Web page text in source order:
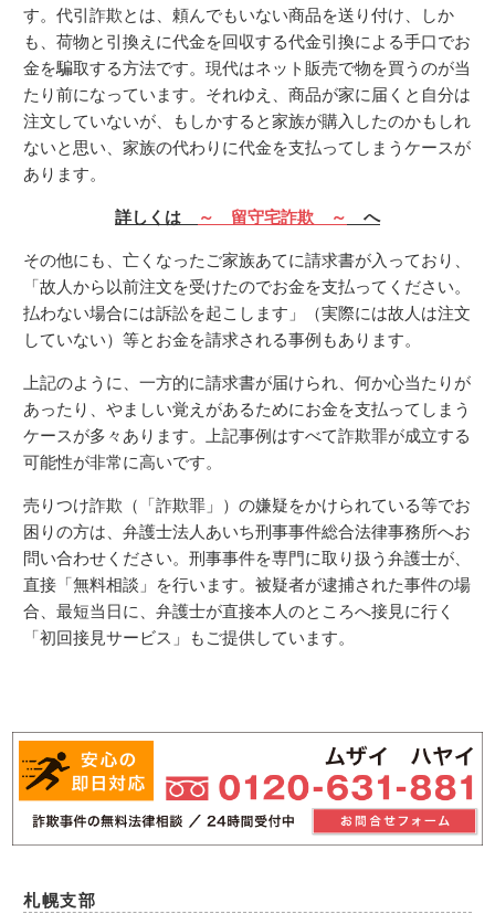
す。代引詐欺とは、頼んでもいない商品を送り付け、しか
も、荷物と引換えに代金を回収する代金引換による手口でお
金を騙取する方法です。現代はネット販売で物を買うのが当
たり前になっています。それゆえ、商品が家に届くと自分は
注文していないが、もしかすると家族が購入したのかもしれ
ないと思い、家族の代わりに代金を支払ってしまうケースが
あります。
詳しくは ～ 留守宅詐欺 ～ へ
その他にも、亡くなったご家族あてに請求書が入っており、
「故人から以前注文を受けたのでお金を支払ってください。
払わない場合には訴訟を起こします」（実際には故人は注文
していない）等とお金を請求される事例もあります。
上記のように、一方的に請求書が届けられ、何か心当たりが
あったり、やましい覚えがあるためにお金を支払ってしまう
ケースが多々あります。上記事例はすべて詐欺罪が成立する
可能性が非常に高いです。
売りつけ詐欺（「詐欺罪」）の嫌疑をかけられている等でお
困りの方は、弁護士法人あいち刑事事件総合法律事務所へお
問い合わせください。刑事事件を専門に取り扱う弁護士が、
直接「無料相談」を行います。被疑者が逮捕された事件の場
合、最短当日に、弁護士が直接本人のところへ接見に行く
「初回接見サービス」もご提供しています。
札幌支部